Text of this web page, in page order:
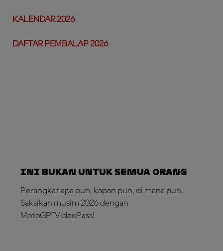
KALENDAR 2026
DAFTAR PEMBALAP 2026
Ini Bukan untuk Semua Orang
Perangkat apa pun, kapan pun, di mana pun.
Saksikan musim 2026 dengan
MotoGP™VideoPass!